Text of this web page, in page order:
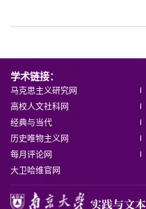
学术链接：
马克思主义研究网
高校人文社科网
经典与当代
历史唯物主义网
每月评论网
大卫哈维官网